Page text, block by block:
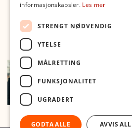
informasjonskapsler. Les mer
STRENGT NØDVENDIG
YTELSE
MÅLRETTING
FUNKSJONALITET
UGRADERT
GODTA ALLE AVVIS